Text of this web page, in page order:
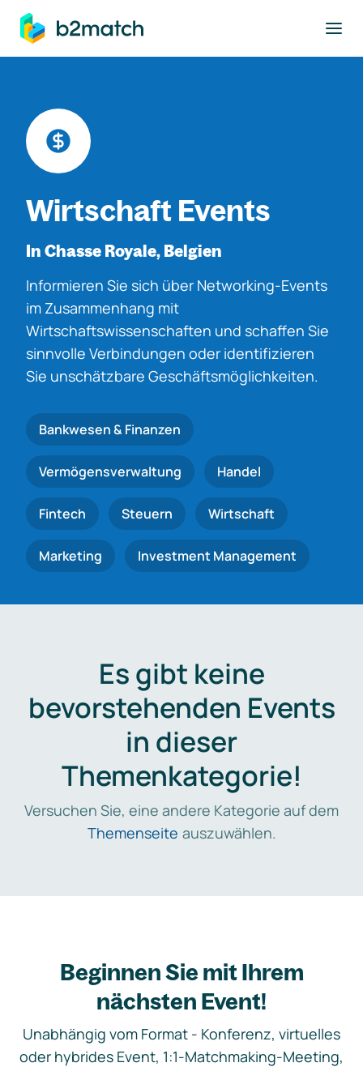
springen
Wirtschaft Events
In Chasse Royale, Belgien
Informieren Sie sich über Networking-Events
im Zusammenhang mit
Wirtschaftswissenschaften und schaffen Sie
sinnvolle Verbindungen oder identifizieren
Sie unschätzbare Geschäftsmöglichkeiten.
Bankwesen & Finanzen
Vermögensverwaltung Handel
Fintech Steuern Wirtschaft
Marketing Investment Management
Es gibt keine
bevorstehenden Events
in dieser
Themenkategorie!
Versuchen Sie, eine andere Kategorie auf dem
Themenseite auszuwählen.
Beginnen Sie mit Ihrem
nächsten Event!
Unabhängig vom Format - Konferenz, virtuelles
oder hybrides Event, 1:1-Matchmaking-Meeting,